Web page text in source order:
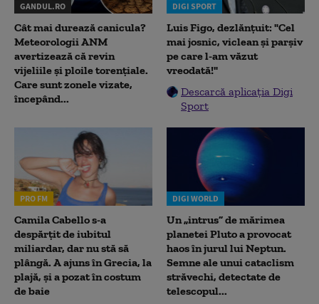
GANDUL.RO
Cât mai durează canicula?
Meteorologii ANM
avertizează că revin
vijeliile și ploile torențiale.
Care sunt zonele vizate,
începând...
DIGI SPORT
Luis Figo, dezlănțuit: "Cel
mai josnic, viclean și parșiv
pe care l-am văzut
vreodată!"
Descarcă aplicația Digi
Sport
PRO FM
Camila Cabello s-a
despărțit de iubitul
miliardar, dar nu stă să
plângă. A ajuns în Grecia, la
plajă, și a pozat în costum
de baie
DIGI WORLD
Un „intrus” de mărimea
planetei Pluto a provocat
haos în jurul lui Neptun.
Semne ale unui cataclism
străvechi, detectate de
telescopul...